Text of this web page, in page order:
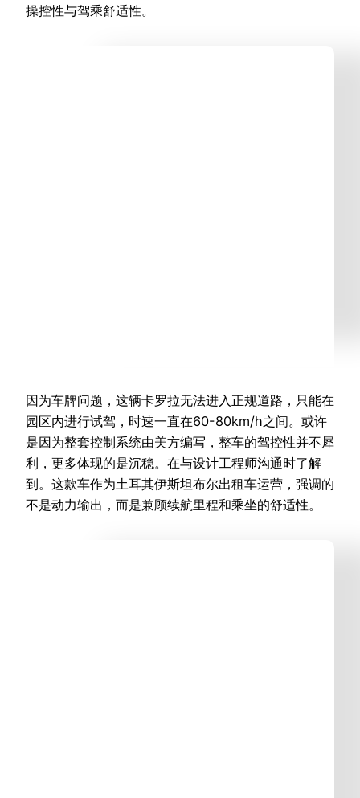
操控性与驾乘舒适性。
因为车牌问题，这辆卡罗拉无法进入正规道路，只能在
园区内进行试驾，时速一直在60-80km/h之间。或许
是因为整套控制系统由美方编写，整车的驾控性并不犀
利，更多体现的是沉稳。在与设计工程师沟通时了解
到。这款车作为土耳其伊斯坦布尔出租车运营，强调的
不是动力输出，而是兼顾续航里程和乘坐的舒适性。